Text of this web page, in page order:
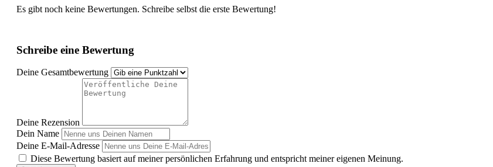
Es gibt noch keine Bewertungen. Schreibe selbst die erste Bewertung!
Schreibe eine Bewertung
Deine Gesamtbewertung
Deine Rezension
Dein Name
Deine E-Mail-Adresse
Diese Bewertung basiert auf meiner persönlichen Erfahrung und entspricht meiner eigenen Meinung.